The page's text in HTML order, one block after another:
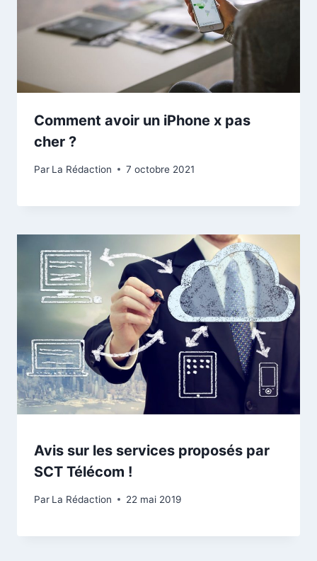
Comment avoir un iPhone x pas
cher ?
Par La Rédaction 7 octobre 2021
Avis sur les services proposés par
SCT Télécom !
Par La Rédaction 22 mai 2019